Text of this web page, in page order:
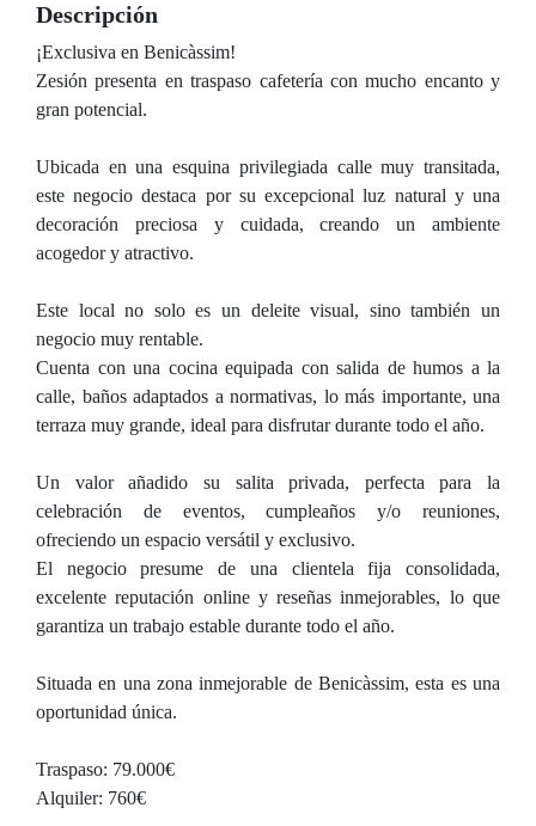
Descripción
¡Exclusiva en Benicàssim!
Zesión presenta en traspaso cafetería con mucho encanto y
gran potencial.
Ubicada en una esquina privilegiada calle muy transitada,
este negocio destaca por su excepcional luz natural y una
decoración preciosa y cuidada, creando un ambiente
acogedor y atractivo.
Este local no solo es un deleite visual, sino también un
negocio muy rentable.
Cuenta con una cocina equipada con salida de humos a la
calle, baños adaptados a normativas, lo más importante, una
terraza muy grande, ideal para disfrutar durante todo el año.
Un valor añadido su salita privada, perfecta para la
celebración de eventos, cumpleaños y/o reuniones,
ofreciendo un espacio versátil y exclusivo.
El negocio presume de una clientela fija consolidada,
excelente reputación online y reseñas inmejorables, lo que
garantiza un trabajo estable durante todo el año.
Situada en una zona inmejorable de Benicàssim, esta es una
oportunidad única.
Traspaso: 79.000€
Alquiler: 760€